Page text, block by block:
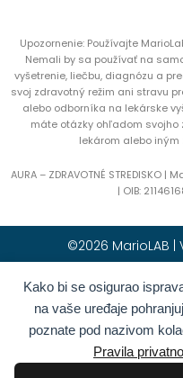
Kako bi se osigurao
na vaše uređaje
poznate pod nazivom
Pravila
Upozornenie: Používajte
Nemali by sa používať na
vyšetrenie, liečbu, diagnózu a
svoj zdravotný režim ani stravu
alebo odborníka na lekárske
máte otázky ohľadom svojho
lekárom alebo
AURA – ZDRAVOTNÉ STREDISKO
| OIB:
©2026 MarioLAB
Hrvatski(
Deutsch (
Română(
Български(